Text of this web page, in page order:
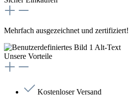
Mehrfach ausgezeichnet und zertifiziert!
Unsere Vorteile
Kostenloser Versand